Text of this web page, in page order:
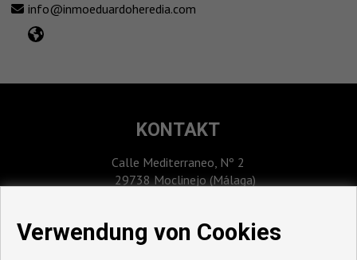
info@inmoeduardoheredia.com
KONTAKT
Calle Mediterraneo, Nº 2
29738 Moclinejo (Málaga)
Verwendung von Cookies